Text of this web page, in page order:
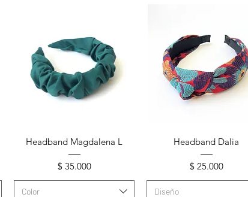
Vista rápida
Headband Magdalena L
Precio
$ 35.000
Color
Vista rápida
Headband Dalia
Precio
$ 25.000
Diseño